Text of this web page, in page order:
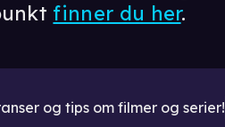
finner du her.
og tips om filmer og serier!